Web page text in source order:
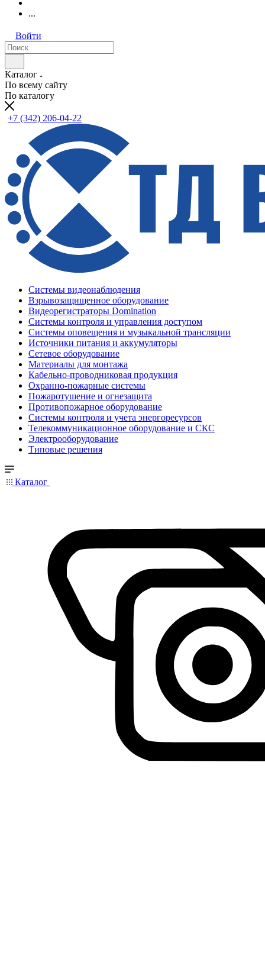
...
Войти
Каталог
По всему сайту
По каталогу
+7 (342) 206-04-22
Системы видеонаблюдения
Взрывозащищенное оборудование
Видеорегистраторы Domination
Системы контроля и управления доступом
Системы оповещения и музыкальной трансляции
Источники питания и аккумуляторы
Сетевое оборудование
Материалы для монтажа
Кабельно-проводниковая продукция
Охранно-пожарные системы
Пожаротушение и огнезащита
Противопожарное оборудование
Системы контроля и учета энергоресурсов
Телекоммуникационное оборудование и СКС
Электрооборудование
Типовые решения
Каталог